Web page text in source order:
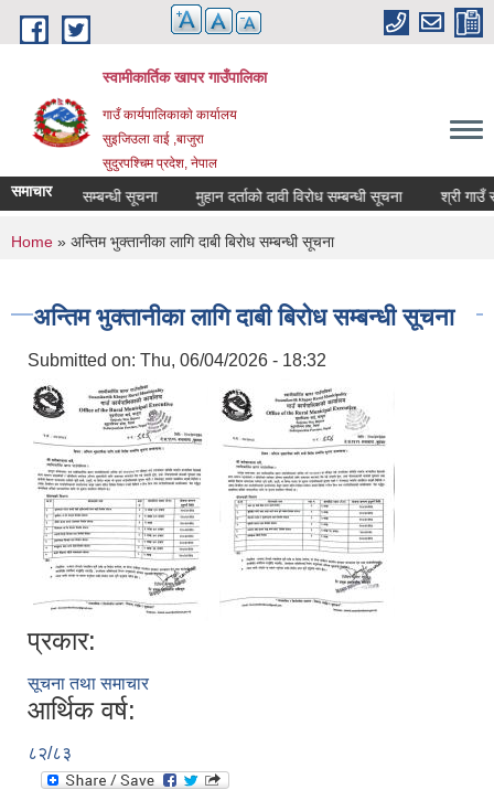
Skip to main content
स्वामीकार्तिक खापर गाउँपालिका
गाउँ कार्यपालिकाकाे कार्यालय
सुइजिउला वाई ,बाजुरा
सुदुरपश्चिम प्रदेश, नेपाल
समाचार
गर्ने सम्बन्धी सूचना मुहान दर्ताको दावी विरोध सम्बन्धी सूचना
You are here
Home » अन्तिम भुक्तानीका लागि दाबी बिरोध सम्बन्धी सूचना
अन्तिम भुक्तानीका लागि दाबी बिरोध सम्बन्धी सूचना
Submitted on: Thu, 06/04/2026 - 18:32
प्रकार:
सूचना तथा समाचार
आर्थिक वर्ष:
८२/८३